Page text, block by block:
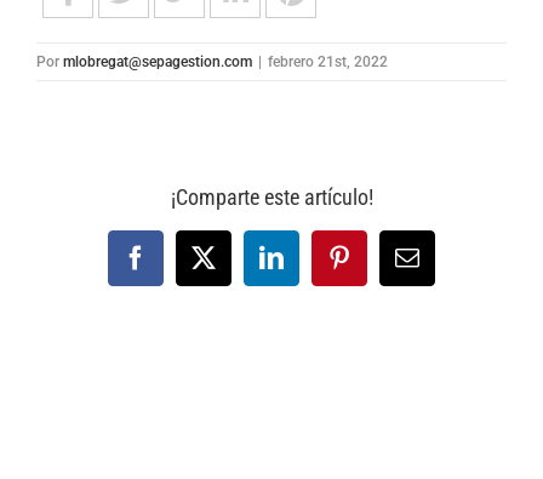
Por mlobregat@sepagestion.com | febrero 21st, 2022
¡Comparte este artículo!
Facebook
X LinkedInPinterestCorreo
electrónico